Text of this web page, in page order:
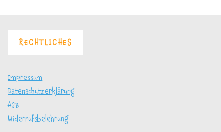
RECHTLICHES
Impressum
Datenschutzerklärung
AGB
Widerrufsbelehrung